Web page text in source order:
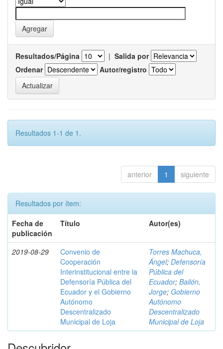
Resultados/Página | Salida por
Ordenar
Autor/registro
Resultados 1-1 de 1.
anterior 1 siguiente
Resultados por ítem:
Fecha de
publicación
Título Autor(es)
2019-08-29
Convenio de
Cooperación
Interinstitucional entre la
Defensoría Pública del
Ecuador y el Gobierno
Autónomo
Descentralizado
Municipal de Loja
Torres Machuca,
Ángel; Defensoría
Pública del
Ecuador; Bailón,
Jorge; Gobierno
Autónomo
Descentralizado
Municipal de Loja